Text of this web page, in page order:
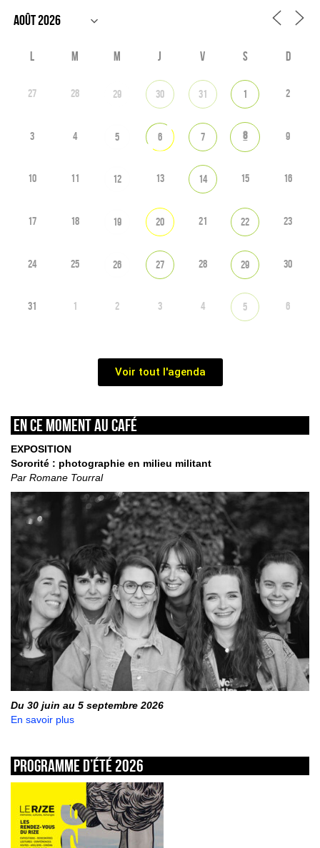
L M M J V S D
27 28 29 30 31 1 2
3 4 5 6 7 8 9
10 11 12 13 14 15 16
17 18 19 20 21 22 23
24 25 26 27 28 29 30
31 1 2 3 4 5 6
Voir tout l'agenda
En ce moment au café
EXPOSITION
Sororité : photographie en milieu militant
Par Romane Tourral
Du 30 juin au 5 septembre 2026
En savoir plus
Programme d’été 2026